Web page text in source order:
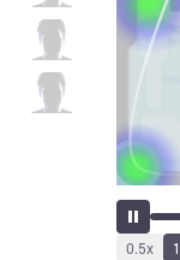
0.5x 1